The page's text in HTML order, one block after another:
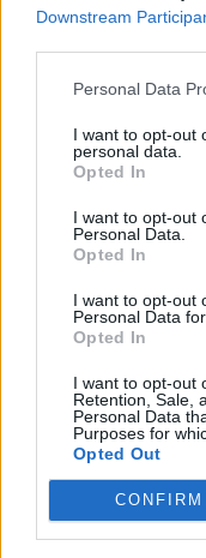
Downstream
Personal Data
I want to opt-out
personal data.
Opted In
I want to opt-out
Personal Data.
Opted In
I want to opt-out
Personal Data
Opted In
I want to opt-out
Retention, Sale,
Personal Data
Purposes for
Opted Out
CONFIRM
tratto di Walter
22/08/2003
di PAOLO
ha presentato
disegno ...
È TERMINATO
commissione
del disegno di
procreazione